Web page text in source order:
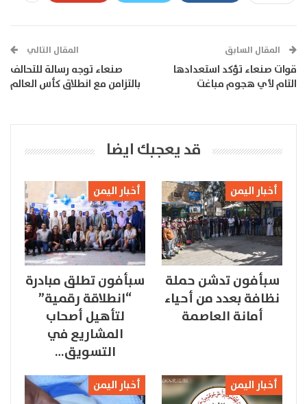
المقال السابق
قوات صنعاء تؤكد استعدادها
التام لأي هجوم مباغت
المقال التالي
صنعاء توجه رسالة للتحالف
بالتزامن مع انطلاق كأس العالم
قد يعجبك ايضا
أخبار اليمن
سبأفون تدشن حملة
نظافة بعدد من أحياء
أمانة العاصمة
أخبار اليمن
سبأفون تطلق مبادرة
“انطلاقة رقمية”
لتأهيل أصحاب
المشاريع في
التسويق…
أخبار اليمن أخبار اليمن